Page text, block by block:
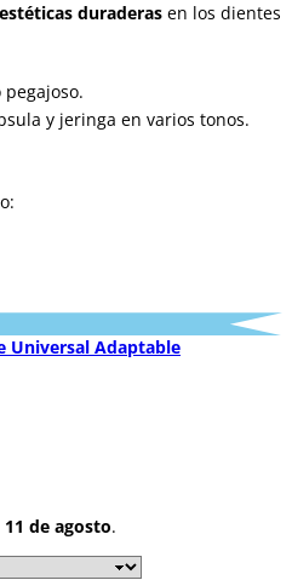
duraderas en los dientes
y jeringa en varios tonos.
Universal Adaptable
de agosto.